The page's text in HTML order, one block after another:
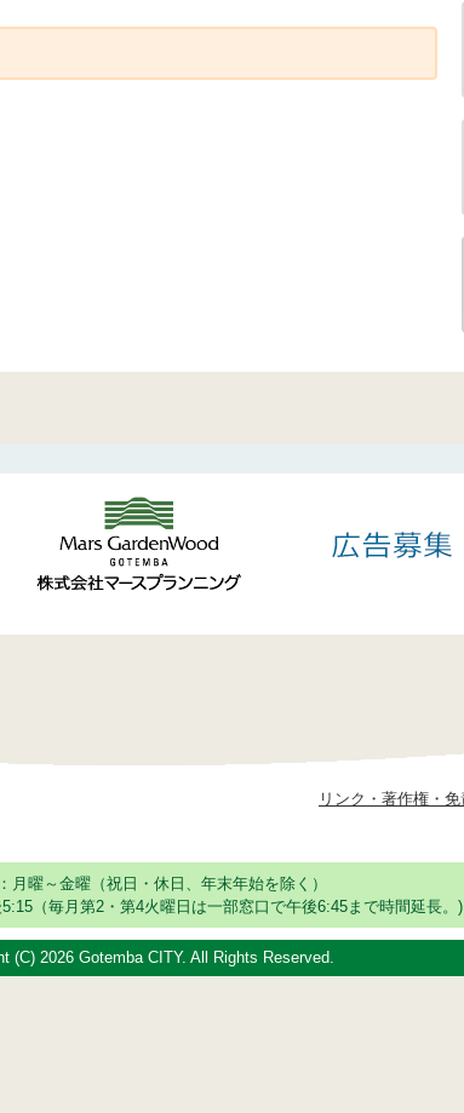
リンク・著作権・
月曜～金曜（祝日・休日、年末年始を除く）
（毎月第2・第4火曜日は一部窓口で午後6:45まで時間延長。)
(C) 2026 Gotemba CITY. All Rights Reserved.